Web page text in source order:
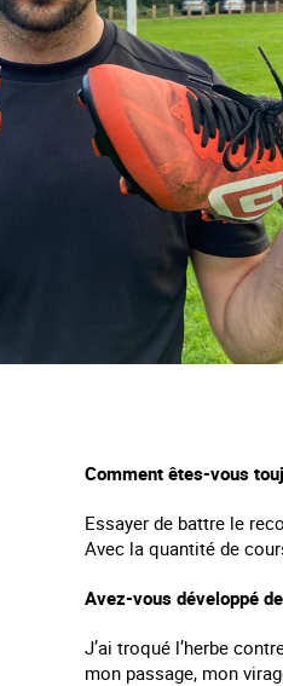
Comment êtes-vous
Essayer de battre le
Avec la quantité de
Avez-vous développé
J’ai troqué l’herbe
mon passage, mon